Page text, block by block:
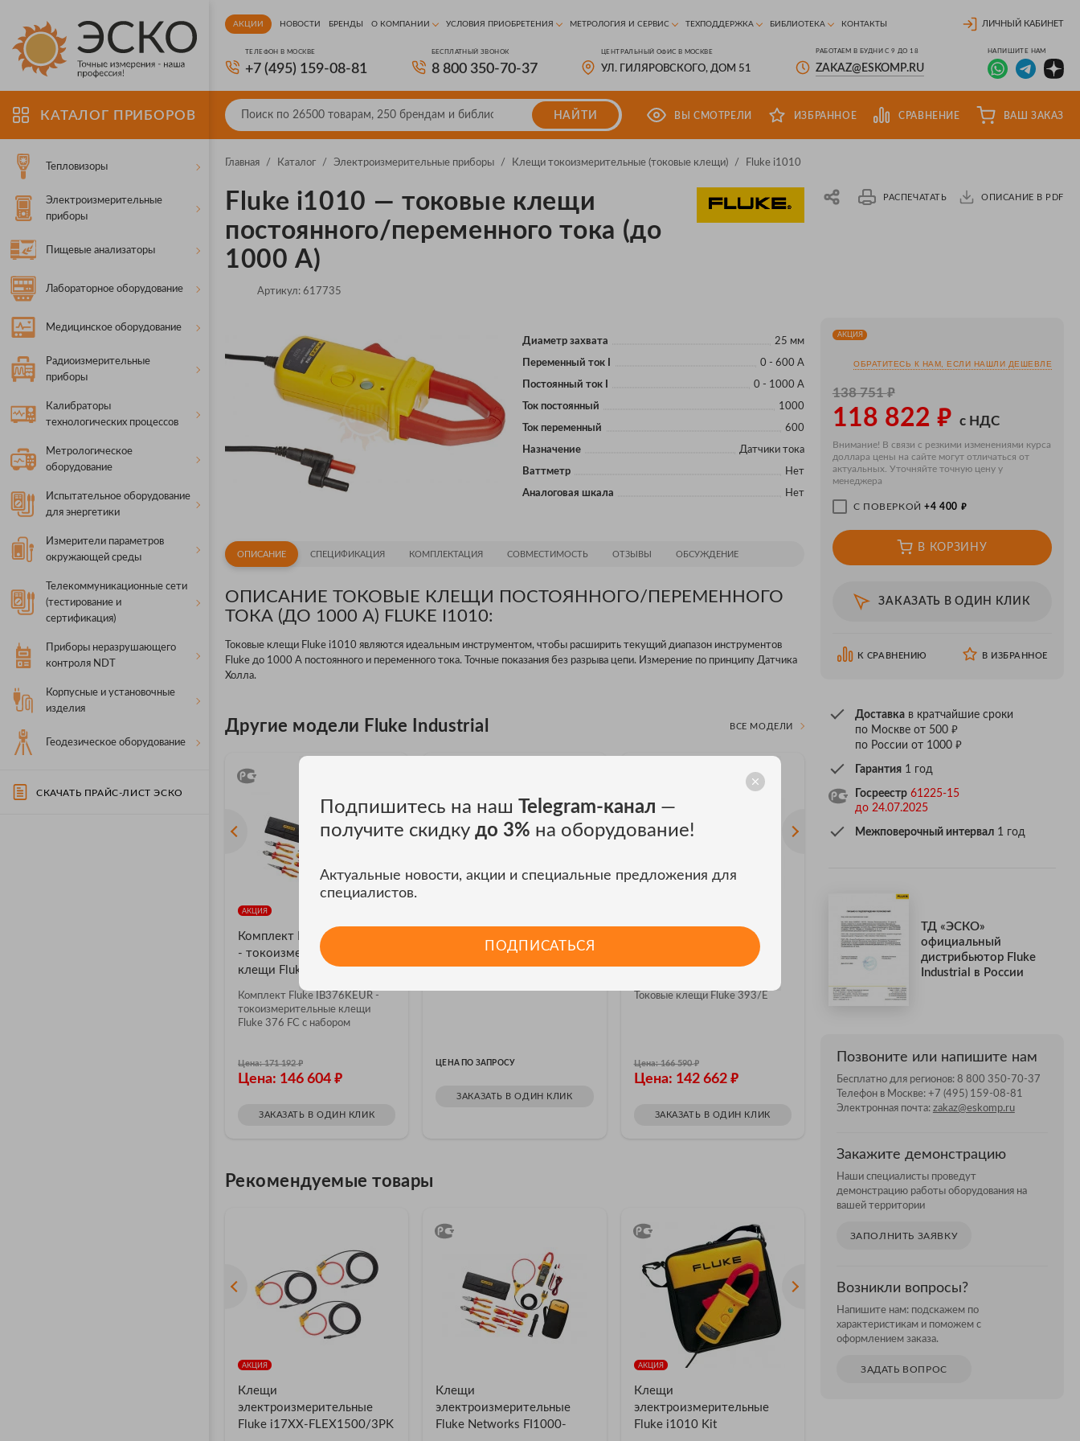
КАТАЛОГ ПРИБОРОВ
Тепловизоры
Электроизмерительные
приборы
Пищевые анализаторы
Лабораторное оборудование
Медицинское оборудование
Радиоизмерительные
приборы
Калибраторы
технологических процессов
Метрологическое
оборудование
Испытательное оборудование
для энергетики
Измерители параметров
окружающей среды
Телекоммуникационные сети
(тестирование и
сертификация)
Приборы неразрушающего
контроля NDT
Корпусные и установочные
изделия
Геодезическое оборудование
СКАЧАТЬ ПРАЙС-ЛИСТ ЭСКО
АКЦИИ НОВОСТИ БРЕНДЫ О КОМПАНИИ УСЛОВИЯ ПРИОБРЕТЕНИЯ МЕТРОЛОГИЯ И СЕРВИС ТЕХПОДДЕРЖКА БИБЛИОТЕКА КОНТАКТЫ ЛИЧНЫЙ КАБИНЕТ
ТЕЛЕФОН В МОСКВЕ
+7 (495) 159-08-81
БЕСПЛАТНЫЙ ЗВОНОК
8 800 350-70-37
ЦЕНТРАЛЬНЫЙ ОФИС В МОСКВЕ
УЛ. ГИЛЯРОВСКОГО, ДОМ 51
РАБОТАЕМ В БУДНИ С 9 ДО 18
ZAKAZ@ESKOMP.RU
НАПИШИТЕ НАМ
НАЙТИ ВЫ СМОТРЕЛИ ИЗБРАННОЕ СРАВНЕНИЕ ВАШ ЗАКАЗ
Главная / Каталог / Электроизмерительные приборы / Клещи токоизмерительные (токовые клещи) / Fluke i1010
Fluke i1010 — токовые клещи
постоянного/переменного тока (до
1000 А)
РАСПЕЧАТАТЬ ОПИСАНИЕ В PDF
Артикул: 617735
Диаметр захвата 25 мм
Переменный ток I 0 - 600 А
Постоянный ток I 0 - 1000 А
Ток постоянный 1000
Ток переменный 600
Назначение Датчики тока
Ваттметр Нет
Аналоговая шкала Нет
ОПИСАНИЕ СПЕЦИФИКАЦИЯ КОМПЛЕКТАЦИЯ СОВМЕСТИМОСТЬ ОТЗЫВЫ ОБСУЖДЕНИЕ
ОПИСАНИЕ ТОКОВЫЕ КЛЕЩИ ПОСТОЯННОГО/ПЕРЕМЕННОГО
ТОКА (ДО 1000 А) FLUKE I1010:
Токовые клещи Fluke i1010 являются идеальным инструментом, чтобы расширить текущий диапазон инструментов
Fluke до 1000 А постоянного и переменного тока. Точные показания без разрыва цепи. Измерение по принципу Датчика
Холла.
Другие модели Fluke Industrial ВСЕ МОДЕЛИ
АКЦИЯ
Комплект Fluke IB376KEUR
- токоизмерительные
клещи Fluke 376 FC с
набором инструментов
Комплект Fluke IB376KEUR -
токоизмерительные клещи
Fluke 376 FC с набором
Цена: 171 192₽
Цена: 146 604 ₽
ЗАКАЗАТЬ В ОДИН КЛИК
ЦЕНА ПО ЗАПРОСУ
ЗАКАЗАТЬ В ОДИН КЛИК
электроизмерительные
Токовые клещи Fluke
Токовые клещи Fluke 393/E
Цена: 166 590₽
Цена: 142 662 ₽
ЗАКАЗАТЬ В ОДИН КЛИК
АКЦИЯ
Акция Fluke i410
5 1 отзыв
Цена: 63 805₽
Цена: 23 633₽
ЗАКАЗАТЬ В ОДИН КЛИК
ЦЕНА ПО
Рекомендуемые товары
АКЦИЯ
Клещи
электроизмерительные
Fluke i17XX-FLEX1500/3PK
Клещи
электроизмерительные
Fluke Networks FI1000-
АКЦИЯ
Клещи
электроизмерительные
Fluke i1010 Kit
АКЦИЯ
ОБРАТИТЕСЬ К НАМ, ЕСЛИ НАШЛИ ДЕШЕВЛЕ
138 751₽
118 822 ₽ с НДС
Внимание! В связи с резкими изменениями курса
доллара цены на сайте могут отличаться от
актуальных. Уточняйте точную цену у
менеджера
С ПОВЕРКОЙ+4 400 ₽
В КОРЗИНУ
ЗАКАЗАТЬ В ОДИН КЛИК
К СРАВНЕНИЮ В ИЗБРАННОЕ
Доставкав кратчайшие сроки
по Москве от 500 ₽
по России от 1000 ₽
Гарантия1 год
Госреестр 61225-15
до 24.07.2025
Межповерочный интервал1 год
ТД «ЭСКО»
официальный
дистрибьютор Fluke
Industrial в России
Позвоните или напишите нам
Бесплатно для регионов: 8 800 350-70-37
Телефон в Москве: +7 (495) 159-08-81
Электронная почта: zakaz@eskomp.ru
Закажите демонстрацию
Наши специалисты проведут
демонстрацию работы оборудования на
вашей территории
ЗАПОЛНИТЬ ЗАЯВКУ
Возникли вопросы?
Напишите нам: подскажем по
характеристикам и поможем с
оформлением заказа.
ЗАДАТЬ ВОПРОС
Подпишитесь на наш Telegram-канал —
получите скидку до 3% на оборудование!
Актуальные новости, акции и специальные предложения для
специалистов.
ПОДПИСАТЬСЯ